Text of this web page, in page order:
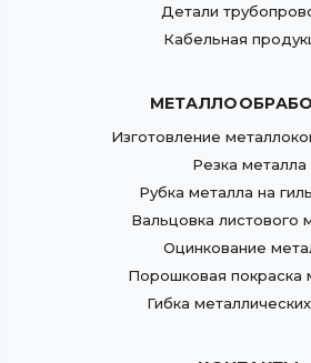
Детали
Кабельная
Изготовление
Резка металла
Рубка металла на
Вальцовка листового
Оцинкование
Порошковая покраска
Гибка